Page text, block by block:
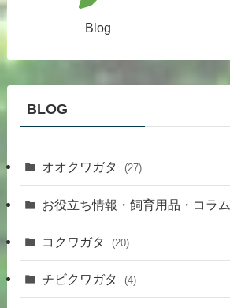
Blog
BLOG
オオクワガタ (27)
お役立ち情報・飼育用品・コラム
コクワガタ (20)
チビクワガタ (4)